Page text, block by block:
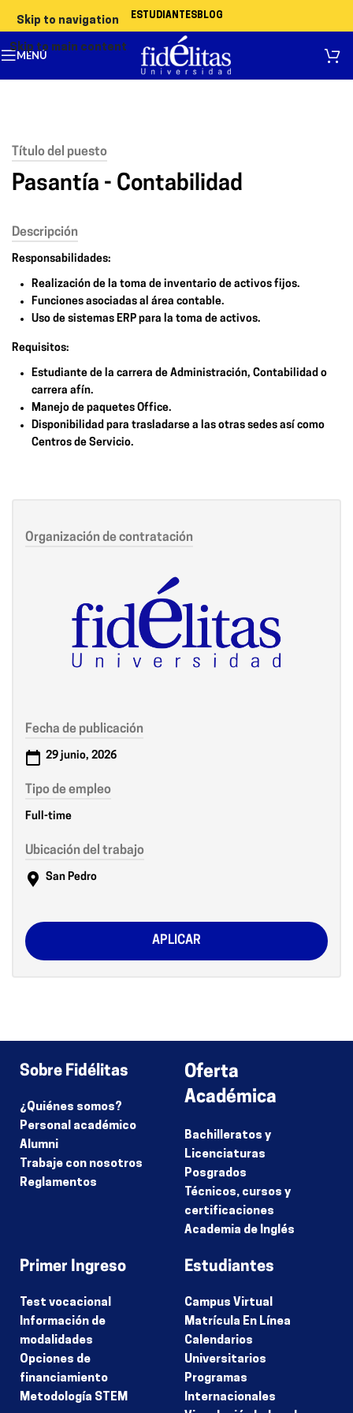
Skip to navigation
Skip to main content
ESTUDIANTESBLOG
MENÚ
Título del puesto
Pasantía - Contabilidad
Descripción
Responsabilidades:
Realización de la toma de inventario de activos fijos.
Funciones asociadas al área contable.
Uso de sistemas ERP para la toma de activos.
Requisitos:
Estudiante de la carrera de Administración, Contabilidad o
carrera afín.
Manejo de paquetes Office.
Disponibilidad para trasladarse a las otras sedes así como
Centros de Servicio.
Organización de contratación
Fecha de publicación
29 junio, 2026
Tipo de empleo
Full-time
Ubicación del trabajo
San Pedro
APLICAR
Sobre Fidélitas
¿Quiénes somos?
Personal académico
Alumni
Trabaje con nosotros
Reglamentos
Oferta
Académica
Bachilleratos y
Licenciaturas
Posgrados
Técnicos, cursos y
certificaciones
Academia de Inglés
Primer Ingreso
Test vocacional
Información de
modalidades
Opciones de
financiamiento
Metodología STEM
Estudiantes
Campus Virtual
Matrícula En Línea
Calendarios
Universitarios
Programas
Internacionales